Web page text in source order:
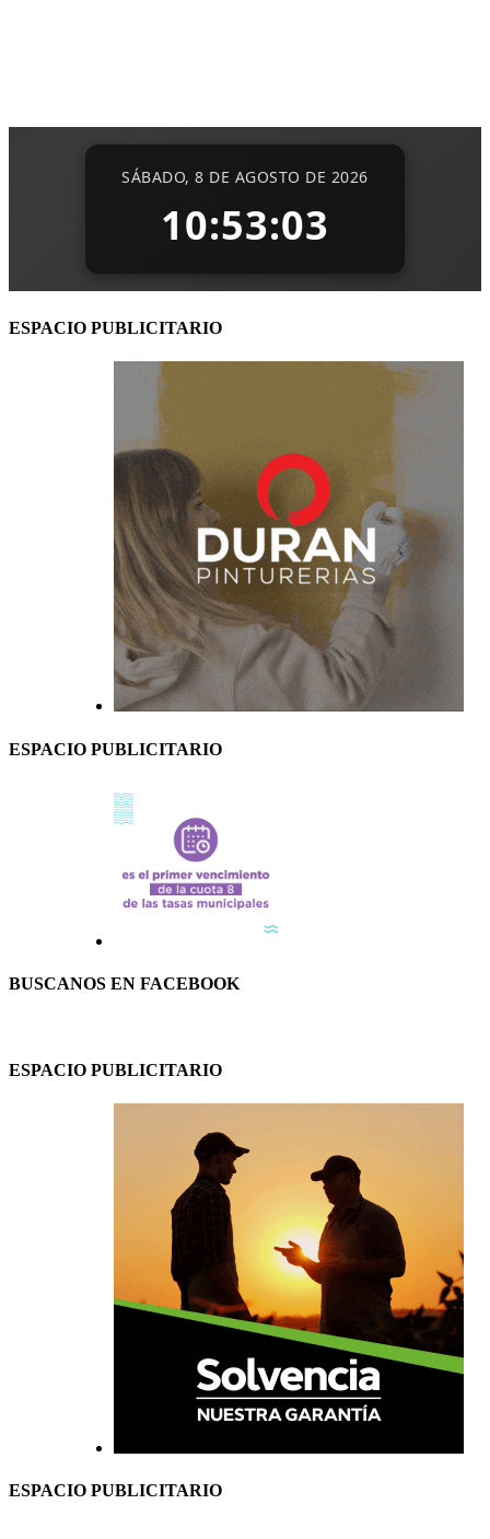
ESPACIO PUBLICITARIO
ESPACIO PUBLICITARIO
BUSCANOS EN FACEBOOK
ESPACIO PUBLICITARIO
ESPACIO PUBLICITARIO